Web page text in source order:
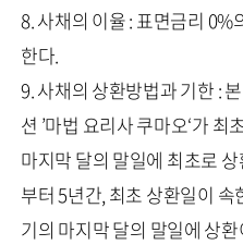
8. 사채의 이율 : 표면금리
한다.
9. 사채의 상환방법과 기한 :
션 ’마법 요리사 쿠마오‘가
마지막 달의 말일에 최초로
부터 5년간, 최초 상환일이
기의 마지막 달의 말일에 상